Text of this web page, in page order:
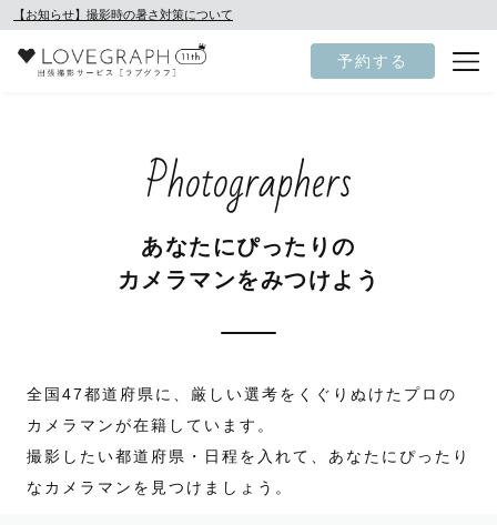
【お知らせ】撮影時の暑さ対策について
予約する
Photographers
あなたにぴったりの
カメラマンをみつけよう
全国47都道府県に、厳しい選考をくぐりぬけたプロの
カメラマンが在籍しています。
撮影したい都道府県・日程を入れて、あなたにぴったり
なカメラマンを見つけましょう。